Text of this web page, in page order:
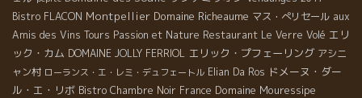
Bistro FLACON Montpellier Domaine Richeaume マス・ぺリセール aux
Amis des Vins Tours Passion et Nature Restaurant Le Verre Volé エリ
ック・カム DOMAINE JOLLY FERRIOL エリック・プフェーリング アシニ
ャン村 ローランス・エ・レミ・デュフェートル Elian Da Ros ドメーヌ・ダー
ル・エ・リボ Bistro Chambre Noir France Domaine Mouressipe